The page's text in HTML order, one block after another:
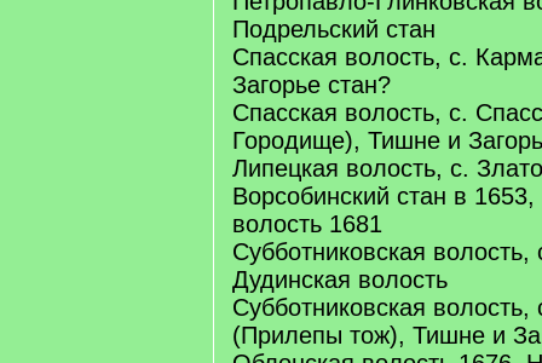
Подрельский стан
Спасская волость, с.
Загорье стан?
Спасская волость, с.
Городище), Тишне и
Липецкая волость, с.
Ворсобинский стан в 1653,
волость 1681
Субботниковская
Дудинская волость
Субботниковская волость,
(Прилепы тож), Тишне и